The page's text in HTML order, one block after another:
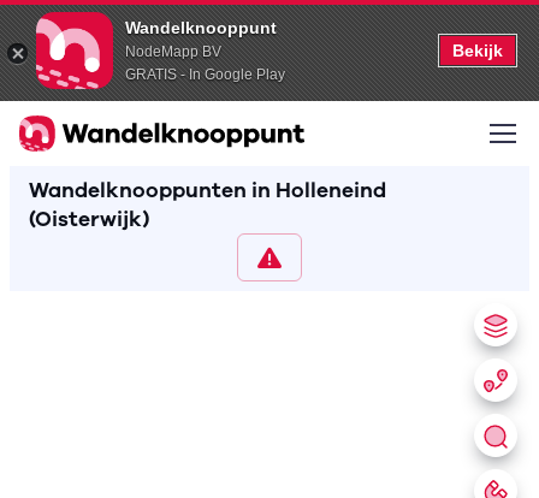
Wandelknooppunt
NodeMapp BV
GRATIS - In Google Play
Bekijk
Wandelknooppunten in Holleneind
(Oisterwijk)